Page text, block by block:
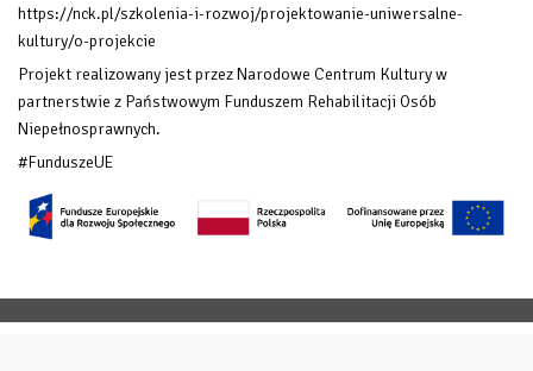
https://nck.pl/szkolenia-i-rozwoj/projektowanie-uniwersalne-
kultury/o-projekcie
Projekt realizowany jest przez Narodowe Centrum Kultury w
partnerstwie z Państwowym Funduszem Rehabilitacji Osób
Niepełnosprawnych.
#FunduszeUE